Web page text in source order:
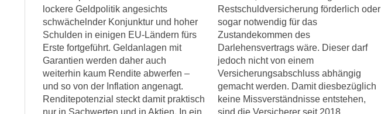
lockere Geldpolitik angesichts
schwächelnder Konjunktur und hoher
Schulden in einigen EU-Ländern fürs
Erste fortgeführt. Geldanlagen mit
Garantien werden daher auch
weiterhin kaum Rendite abwerfen –
und so von der Inflation angenagt.
Renditepotenzial steckt damit praktisch
nur in Sachwerten und in Aktien. In ein
Restschuldversicherung förderlich oder
sogar notwendig für das
Zustandekommen des
Darlehensvertrags wäre. Dieser darf
jedoch nicht von einem
Versicherungsabschluss abhängig
gemacht werden. Damit diesbezüglich
keine Missverständnisse entstehen,
sind die Versicherer seit 2018